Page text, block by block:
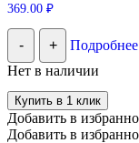
369.00 ₽
- +
Подробнее
Нет в наличии
Купить в 1 клик
Добавить в
Добавить в